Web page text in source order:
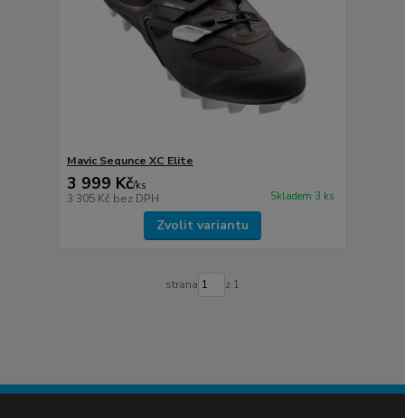
Mavic Sequnce XC Elite
3 999 Kč/ks
3 305 Kč bez DPH Skladem 3 ks
Zvolit variantu
strana z 1